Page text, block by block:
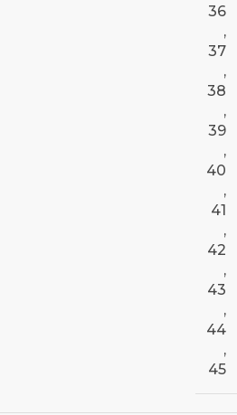
36
,
37
,
38
,
39
,
40
,
41
,
42
,
43
,
44
,
45